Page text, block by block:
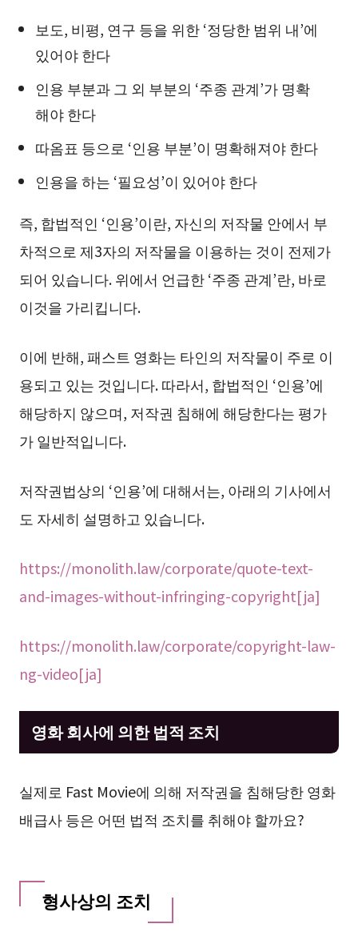
보도, 비평, 연구 등을 위한 ‘정당한 범위 내’에
있어야 한다
인용 부분과 그 외 부분의 ‘주종 관계’가 명확
해야 한다
따옴표 등으로 ‘인용 부분’이 명확해져야 한다
인용을 하는 ‘필요성’이 있어야 한다
즉, 합법적인 ‘인용’이란, 자신의 저작물 안에서 부
차적으로 제3자의 저작물을 이용하는 것이 전제가
되어 있습니다. 위에서 언급한 ‘주종 관계’란, 바로
이것을 가리킵니다.
이에 반해, 패스트 영화는 타인의 저작물이 주로 이
용되고 있는 것입니다. 따라서, 합법적인 ‘인용’에
해당하지 않으며, 저작권 침해에 해당한다는 평가
가 일반적입니다.
저작권법상의 ‘인용’에 대해서는, 아래의 기사에서
도 자세히 설명하고 있습니다.
https://monolith.law/corporate/quote-text-
and-images-without-infringing-copyright[ja]
https://monolith.law/corporate/copyright-law-
ng-video[ja]
영화 회사에 의한 법적 조치
실제로 Fast Movie에 의해 저작권을 침해당한 영화
배급사 등은 어떤 법적 조치를 취해야 할까요?
형사상의 조치